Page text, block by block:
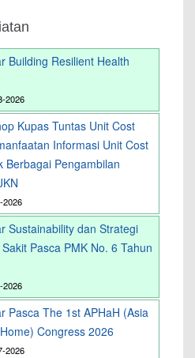
Building Resilient Health
2026
Kupas Tuntas Unit Cost
Informasi Unit Cost
Berbagai Pengambilan
2026
Sustainability dan Strategi
Pasca PMK No. 6 Tahun
2026
Pasca The 1st APHaH (Asia
Congress 2026
2026